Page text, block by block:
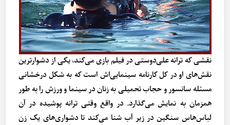
نقشی که ترانه علی‌دوستی در فیلم بازی می‌کند، یکی از دشوارترین
نقش‌های او در کل کارنامه سینمایی‌اش است که به شکل درخشانی
مسئله سانسور و حجاب تحمیلی به زنان در سینما و ورزش را به طور
همزمان به نمایش می‌گذارد. در واقع وقتی ترانه پوشیده در آن
لباس‌هاس سنگین در زیر آب شنا می‌کند تا دشواری‌های یک زن